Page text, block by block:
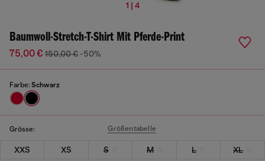
1 | 4
Baumwoll-Stretch-T-Shirt Mit Pferde-Print
75,00 € 150,00 € -50%
Farbe: Schwarz
Grösse: Größentabelle
XXS XS S M L XL